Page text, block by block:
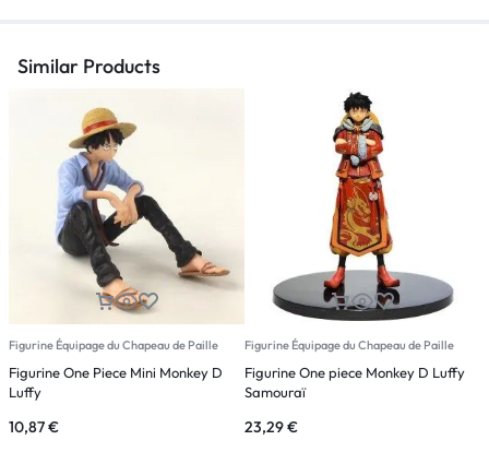
Similar Products
Figurine Équipage du Chapeau de Paille
Figurine One Piece Mini Monkey D
Luffy
10,87€
Figurine Équipage du Chapeau de Paille
Figurine One piece Monkey D Luffy
Samouraï
23,29€